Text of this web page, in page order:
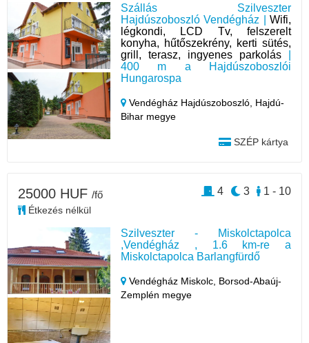
Szállás Szilveszter
Hajdúszoboszló Vendégház | Wifi,
légkondi, LCD Tv, felszerelt
konyha, hűtőszekrény, kerti sütés,
grill, terasz, ingyenes parkolás
400 m a Hajdúszoboszlói
Hungarospa
Vendégház Hajdúszoboszló, Hajdú-
Bihar megye
SZÉP kártya
Szilveszter - Miskolctapolca
,Vendégház , 1.6 km-re a
Miskolctapolca Barlangfürdő
Vendégház Miskolc, Borsod-Abaúj-
Zemplén megye
25000 HUF /fő
Étkezés nélkül
1 - 10
3
4